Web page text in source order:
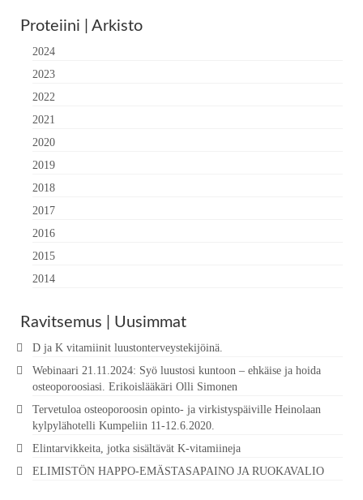
Proteiini | Arkisto
2024
2023
2022
2021
2020
2019
2018
2017
2016
2015
2014
Ravitsemus | Uusimmat
D ja K vitamiinit luustonterveystekijöinä.
Webinaari 21.11.2024: Syö luustosi kuntoon – ehkäise ja hoida
osteoporoosiasi. Erikoislääkäri Olli Simonen
Tervetuloa osteoporoosin opinto- ja virkistyspäiville Heinolaan
kylpylähotelli Kumpeliin 11-12.6.2020.
Elintarvikkeita, jotka sisältävät K-vitamiineja
ELIMISTÖN HAPPO-EMÄSTASAPAINO JA RUOKAVALIO